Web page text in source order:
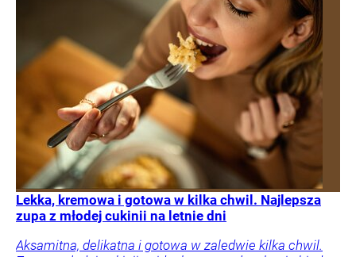
Lekka, kremowa i gotowa w kilka chwil. Najlepsza
zupa z młodej cukinii na letnie dni
Aksamitna, delikatna i gotowa w zaledwie kilka chwil.